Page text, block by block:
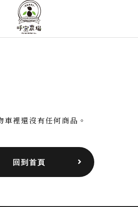
車裡還沒有任何商品。
回到首頁